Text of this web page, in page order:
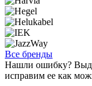
Все бренды
Нашли ошибку?
исправим ее как